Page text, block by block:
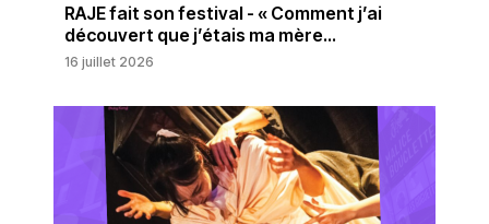
RAJE fait son festival - « Comment j’ai
découvert que j’étais ma mère...
16 juillet 2026